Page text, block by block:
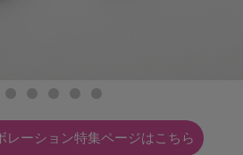
レーション特集ページはこちら